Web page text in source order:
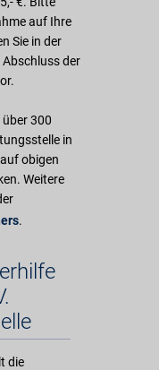
auf Ihre
Sie in der
der
300
in
obigen
Weitere
.
die